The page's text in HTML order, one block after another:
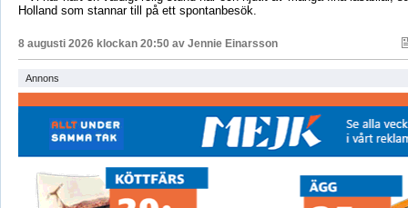
Holland som stannar till på ett spontanbesök.
8 augusti 2026 klockan 20:50 av Jennie Einarsson
Annons